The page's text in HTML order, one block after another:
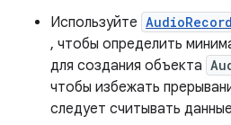
Используйте
, чтобы определить
для создания объекта
чтобы избежать
следует считывать